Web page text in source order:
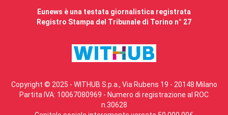
Eunews è una testata giornalistica registrata
Registro Stampa del Tribunale di Torino n° 27
Copyright © 2025 - WITHUB S.p.a., Via Rubens 19 - 20148 Milano
Partita IVA: 10067080969 - Numero di registrazione al ROC
n.30628